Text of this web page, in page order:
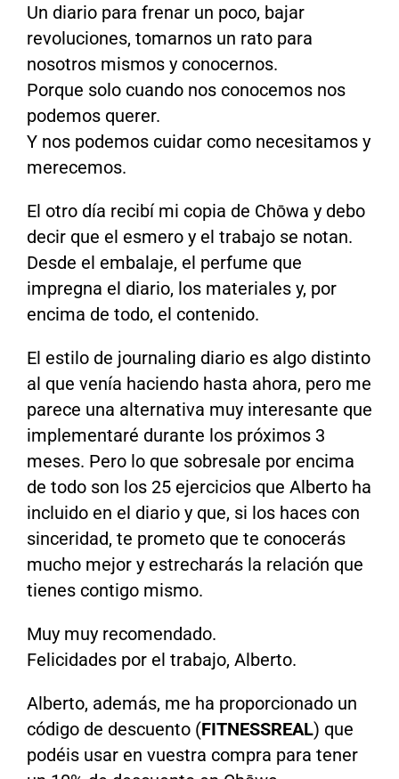
Un diario para frenar un poco, bajar
revoluciones, tomarnos un rato para
nosotros mismos y conocernos.
Porque solo cuando nos conocemos nos
podemos querer.
Y nos podemos cuidar como necesitamos y
merecemos.
El otro día recibí mi copia de Chōwa y debo
decir que el esmero y el trabajo se notan.
Desde el embalaje, el perfume que
impregna el diario, los materiales y, por
encima de todo, el contenido.
El estilo de journaling diario es algo distinto
al que venía haciendo hasta ahora, pero me
parece una alternativa muy interesante que
implementaré durante los próximos 3
meses. Pero lo que sobresale por encima
de todo son los 25 ejercicios que Alberto ha
incluido en el diario y que, si los haces con
sinceridad, te prometo que te conocerás
mucho mejor y estrecharás la relación que
tienes contigo mismo.
Muy muy recomendado.
Felicidades por el trabajo, Alberto.
Alberto, además, me ha proporcionado un
código de descuento (FITNESSREAL) que
podéis usar en vuestra compra para tener